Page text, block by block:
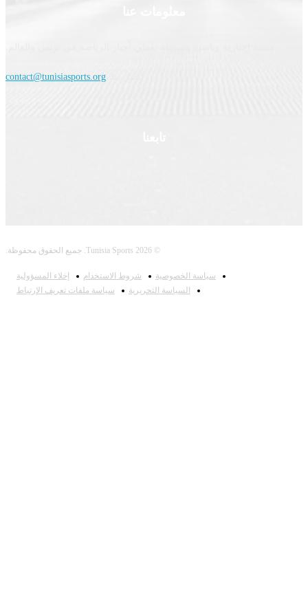
contact@tunisiasports.org
سياسة الخصوصية شروط الاستخدام
إخلاء المسؤولية
السياسة التحريرية
سياسة ملفات تعريف الارتباط